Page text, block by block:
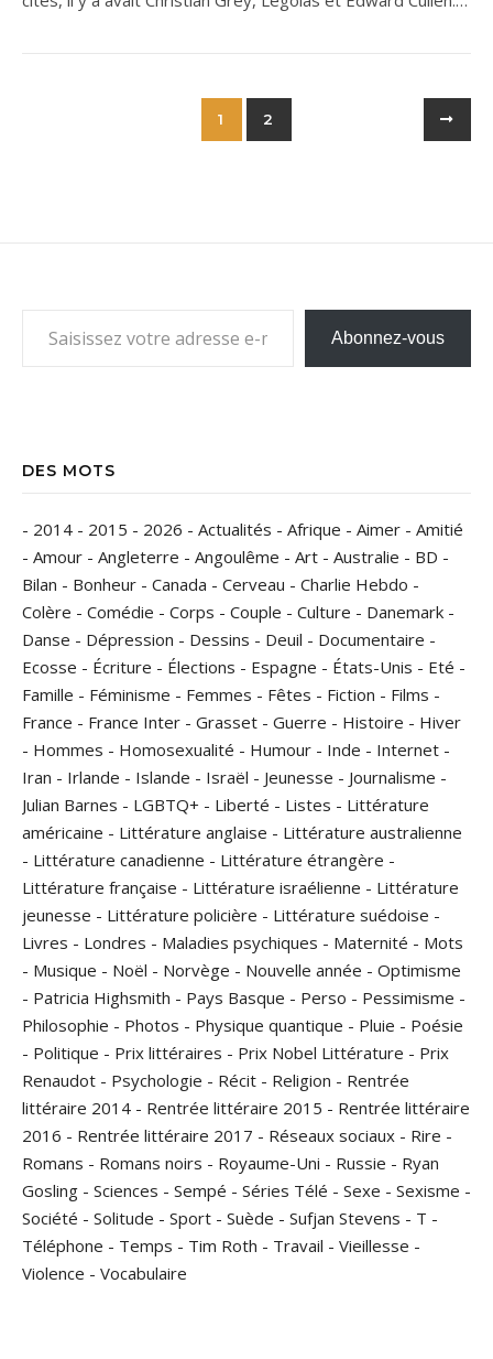
1 2
Abonnez-vous
DES MOTS
- 2014 - 2015 - 2026 - Actualités - Afrique - Aimer - Amitié
- Amour - Angleterre - Angoulême - Art - Australie - BD -
Bilan - Bonheur - Canada - Cerveau - Charlie Hebdo -
Colère - Comédie - Corps - Couple - Culture - Danemark -
Danse - Dépression - Dessins - Deuil - Documentaire -
Ecosse - Écriture - Élections - Espagne - États-Unis - Eté -
Famille - Féminisme - Femmes - Fêtes - Fiction - Films -
France - France Inter - Grasset - Guerre - Histoire - Hiver
- Hommes - Homosexualité - Humour - Inde - Internet -
Iran - Irlande - Islande - Israël - Jeunesse - Journalisme -
Julian Barnes - LGBTQ+ - Liberté - Listes - Littérature
américaine - Littérature anglaise - Littérature australienne
- Littérature canadienne - Littérature étrangère -
Littérature française - Littérature israélienne - Littérature
jeunesse - Littérature policière - Littérature suédoise -
Livres - Londres - Maladies psychiques - Maternité - Mots
- Musique - Noël - Norvège - Nouvelle année - Optimisme
- Patricia Highsmith - Pays Basque - Perso - Pessimisme -
Philosophie - Photos - Physique quantique - Pluie - Poésie
- Politique - Prix littéraires - Prix Nobel Littérature - Prix
Renaudot - Psychologie - Récit - Religion - Rentrée
littéraire 2014 - Rentrée littéraire 2015 - Rentrée littéraire
2016 - Rentrée littéraire 2017 - Réseaux sociaux - Rire -
Romans - Romans noirs - Royaume-Uni - Russie - Ryan
Gosling - Sciences - Sempé - Séries Télé - Sexe - Sexisme -
Société - Solitude - Sport - Suède - Sufjan Stevens - T -
Téléphone - Temps - Tim Roth - Travail - Vieillesse -
Violence - Vocabulaire